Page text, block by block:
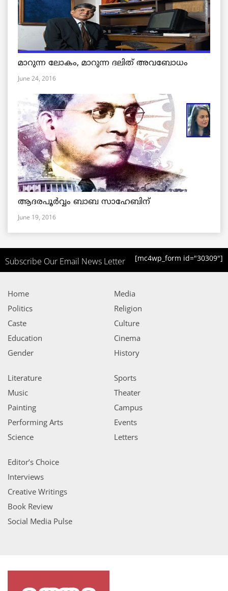
മാറുന്ന ലോകം, മാറുന്ന ദലിത് അവബോധം
June 24, 2016
ആദരപൂര്‍വ്വം ബാബ സാഹേബിന്
June 19, 2016
Subscribe Our Email News Letter [mc4wp_form id="30309"]
Home
Politics
Caste
Education
Gender
Media
Religion
Culture
Cinema
History
Literature
Music
Painting
Performing Arts
Science
Sports
Theater
Campus
Events
Letters
Editor’s Choice
Interviews
Creative Writings
Book Review
Social Media Pulse